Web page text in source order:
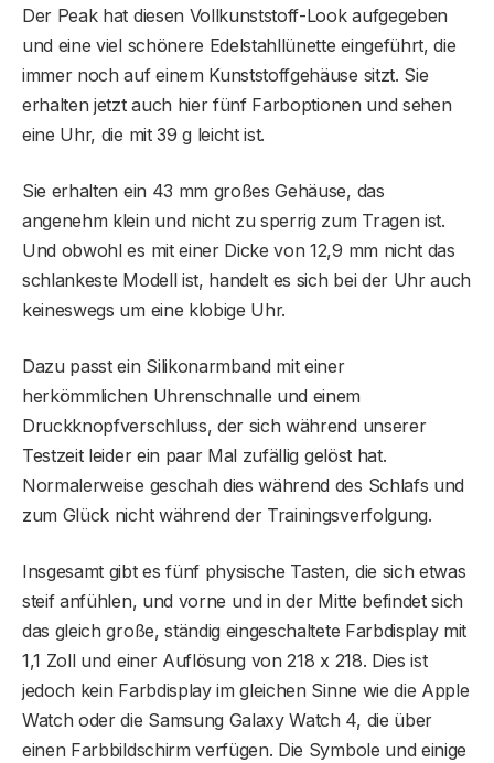
Der Peak hat diesen Vollkunststoff-Look aufgegeben
und eine viel schönere Edelstahllünette eingeführt, die
immer noch auf einem Kunststoffgehäuse sitzt. Sie
erhalten jetzt auch hier fünf Farboptionen und sehen
eine Uhr, die mit 39 g leicht ist.
Sie erhalten ein 43 mm großes Gehäuse, das
angenehm klein und nicht zu sperrig zum Tragen ist.
Und obwohl es mit einer Dicke von 12,9 mm nicht das
schlankeste Modell ist, handelt es sich bei der Uhr auch
keineswegs um eine klobige Uhr.
Dazu passt ein Silikonarmband mit einer
herkömmlichen Uhrenschnalle und einem
Druckknopfverschluss, der sich während unserer
Testzeit leider ein paar Mal zufällig gelöst hat.
Normalerweise geschah dies während des Schlafs und
zum Glück nicht während der Trainingsverfolgung.
Insgesamt gibt es fünf physische Tasten, die sich etwas
steif anfühlen, und vorne und in der Mitte befindet sich
das gleich große, ständig eingeschaltete Farbdisplay mit
1,1 Zoll und einer Auflösung von 218 x 218. Dies ist
jedoch kein Farbdisplay im gleichen Sinne wie die Apple
Watch oder die Samsung Galaxy Watch 4, die über
einen Farbbildschirm verfügen. Die Symbole und einige